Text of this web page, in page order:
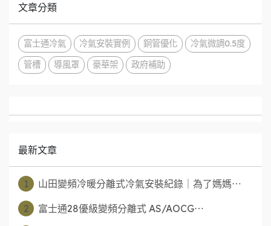
文章分類
富士通冷氣 冷氣安裝實例 銅管優化
冷氣微調0.5度
管槽
導風罩 豪華架 政府補助
最新文章
1 山田變頻冷暖分離式冷氣安裝紀錄｜為了媽媽⋯
2 富士通28優級變頻分離式 AS/AOCG⋯